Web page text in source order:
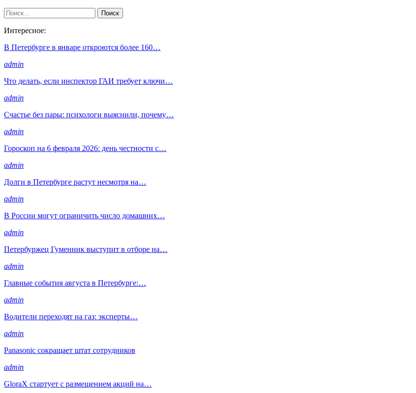
Интересное:
В Петербурге в январе откроются более 160…
admin
Что делать, если инспектор ГАИ требует ключи…
admin
Счастье без пары: психологи выяснили, почему…
admin
Гороскоп на 6 февраля 2026: день честности с…
admin
Долги в Петербурге растут несмотря на…
admin
В России могут ограничить число домашних…
admin
Петербуржец Гуменник выступит в отборе на…
admin
Главные события августа в Петербурге:…
admin
Водители переходят на газ: эксперты…
admin
Panasonic сокращает штат сотрудников
admin
GloraX стартует с размещением акций на…